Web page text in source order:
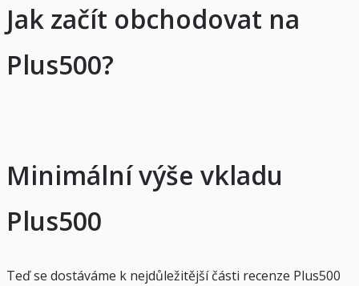
Jak začít obchodovat na
Plus500?
Minimální výše vkladu
Plus500
Teď se dostáváme k nejdůležitější části recenze Plus500